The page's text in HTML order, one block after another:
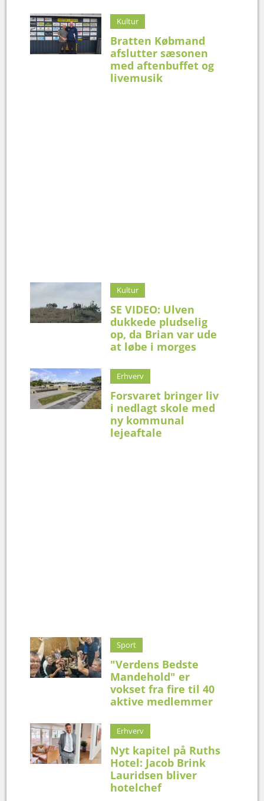
Kultur
Bratten Købmand
afslutter sæsonen
med aftenbuffet og
livemusik
Kultur
SE VIDEO: Ulven
dukkede pludselig
op, da Brian var ude
at løbe i morges
Erhverv
Forsvaret bringer liv
i nedlagt skole med
ny kommunal
lejeaftale
Sport
"Verdens Bedste
Mandehold" er
vokset fra fire til 40
aktive medlemmer
Erhverv
Nyt kapitel på Ruths
Hotel: Jacob Brink
Lauridsen bliver
hotelchef